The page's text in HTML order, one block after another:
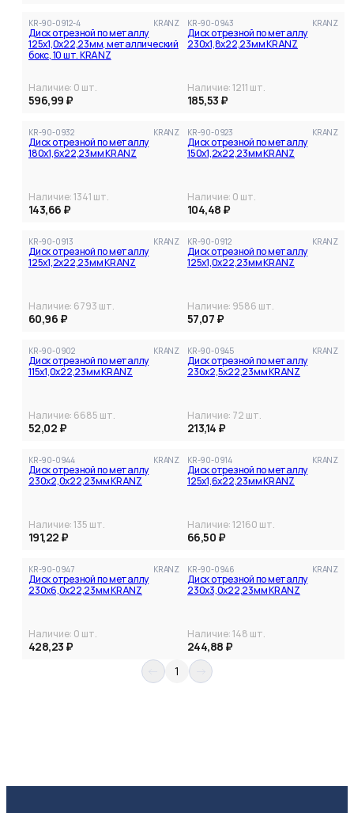
KR-90-0912-4 KRANZ
Диск отрезной по металлу
125х1,0х22,23мм, металлический
бокс, 10 шт. KRANZ
Наличие: 0 шт.
596,99 ₽
KR-90-0943 KRANZ
Диск отрезной по металлу
230х1,8х22,23мм KRANZ
Наличие:1211 шт.
185,53 ₽
KR-90-0932 KRANZ
Диск отрезной по металлу
180х1,6х22,23мм KRANZ
Наличие:1341 шт.
143,66 ₽
KR-90-0923 KRANZ
Диск отрезной по металлу
150х1,2х22,23мм KRANZ
Наличие: 0 шт.
104,48 ₽
KR-90-0913 KRANZ
Диск отрезной по металлу
125х1,2х22,23мм KRANZ
Наличие: 6793 шт.
60,96 ₽
KR-90-0912 KRANZ
Диск отрезной по металлу
125х1,0х22,23мм KRANZ
Наличие: 9586 шт.
57,07 ₽
KR-90-0902 KRANZ
Диск отрезной по металлу
115х1,0х22,23мм KRANZ
Наличие: 6685 шт.
52,02 ₽
KR-90-0945 KRANZ
Диск отрезной по металлу
230х2,5х22,23мм KRANZ
Наличие: 72 шт.
213,14 ₽
KR-90-0944 KRANZ
Диск отрезной по металлу
230х2,0х22,23мм KRANZ
Наличие:135 шт.
191,22 ₽
KR-90-0914 KRANZ
Диск отрезной по металлу
125х1,6х22,23мм KRANZ
Наличие:12160 шт.
66,50 ₽
KR-90-0947 KRANZ
Диск отрезной по металлу
230х6,0х22,23мм KRANZ
Наличие: 0 шт.
428,23 ₽
KR-90-0946 KRANZ
Диск отрезной по металлу
230х3,0х22,23мм KRANZ
Наличие:148 шт.
244,88 ₽
1